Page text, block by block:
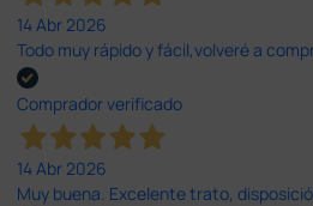
14 Abr 2026
Todo muy rápido y fácil,volveré a
Comprador verificado
14 Abr 2026
Muy buena. Excelente trato,